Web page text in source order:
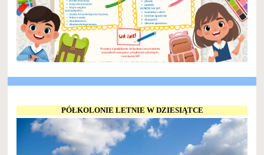
PÓŁKOLONIE LETNIE W DZIESIĄTCE